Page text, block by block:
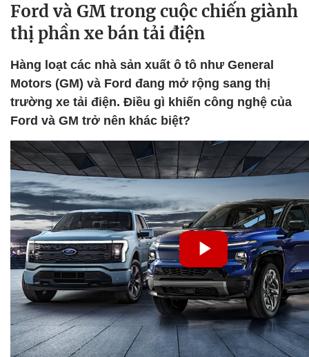
Ford và GM trong cuộc chiến giành
thị phần xe bán tải điện
Hàng loạt các nhà sản xuất ô tô như General
Motors (GM) và Ford đang mở rộng sang thị
trường xe tải điện. Điều gì khiến công nghệ của
Ford và GM trở nên khác biệt?